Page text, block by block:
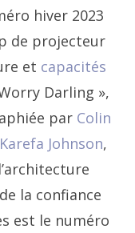
hiver 2023
de projecteur
et capacités
Darling »,
par Colin
Johnson,
la confiance
est le numéro